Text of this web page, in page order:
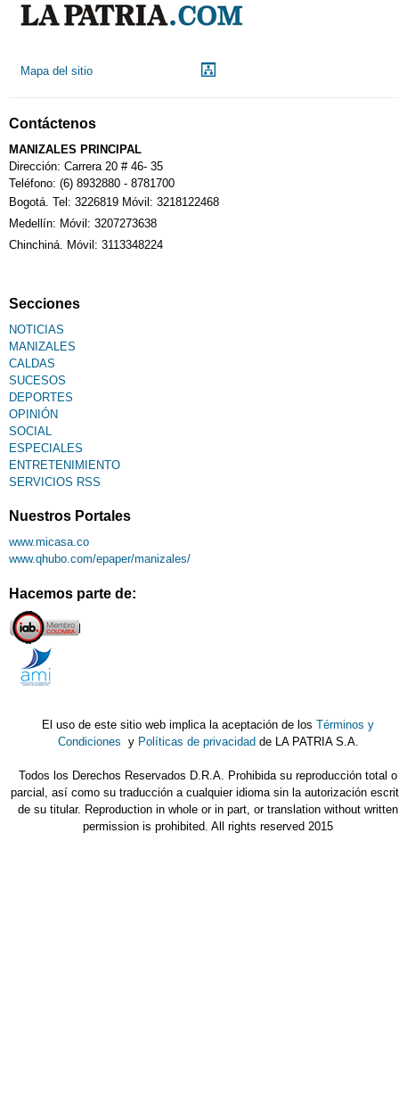
Mapa del sitio
Contáctenos
MANIZALES PRINCIPAL
Dirección: Carrera 20 # 46- 35
Teléfono: (6) 8932880 - 8781700
Bogotá. Tel: 3226819 Móvil: 3218122468
Medellín: Móvil: 3207273638
Chinchiná. Móvil: 3113348224
Secciones
NOTICIAS
MANIZALES
CALDAS
SUCESOS
DEPORTES
OPINIÓN
SOCIAL
ESPECIALES
ENTRETENIMIENTO
SERVICIOS RSS
Nuestros Portales
www.micasa.co
www.qhubo.com/epaper/manizales/
Hacemos parte de:
El uso de este sitio web implica la aceptación de losTérminos y
Condiciones y Políticas de privacidad de LA PATRIA S.A.
Todos los Derechos Reservados D.R.A. Prohibida su reproducción total o
parcial, así como su traducción a cualquier idioma sin la autorización
de su titular. Reproduction in whole or in part, or translation without written
permission is prohibited. All rights reserved 2015